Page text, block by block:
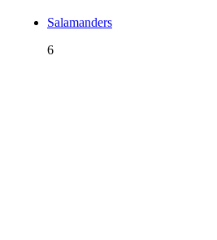
Salamanders
6